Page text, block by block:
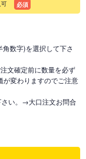
必須
数字)を選択して下さ
文確定前に数量を必ず
が変わりますのでご注意
い。 →大口注文お問合